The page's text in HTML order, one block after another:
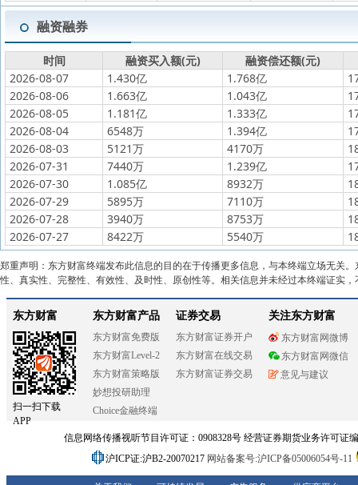
融资融券
时间 融资买入额(元)
融资偿还额(元)
2026-08-07
1.430亿 1.768亿
2026-08-06
1.663亿 1.043亿
2026-08-05
1.181亿 1.333亿
2026-08-04
6548万 1.394亿
2026-08-03
5121万 4170万
2026-07-31
7440万 1.239亿
2026-07-30
1.085亿 8932万
2026-07-29
5895万 7110万
2026-07-28
3940万 8753万
2026-07-27
8422万 5540万
郑重声明：东方财富终端发布此信息的目的在于传播更多信息，与本终端立场无关
性、真实性、完整性、有效性、及时性、原创性等。相关信息并未经过本终端证实